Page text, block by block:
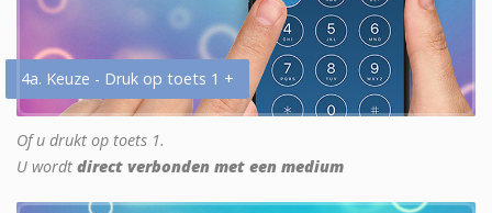
4a. Keuze - Druk op toets 1 +
Of u drukt op toets 1.
U wordt direct verbonden met een medium